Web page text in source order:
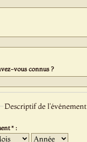
vous connus ?
Descriptif de l'événement
* :
Année